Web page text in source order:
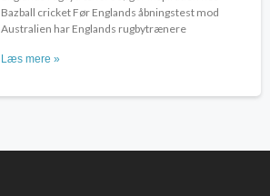
Bazball cricket Før Englands åbningstest mod
Australien har Englands rugbytrænere
Læs mere »